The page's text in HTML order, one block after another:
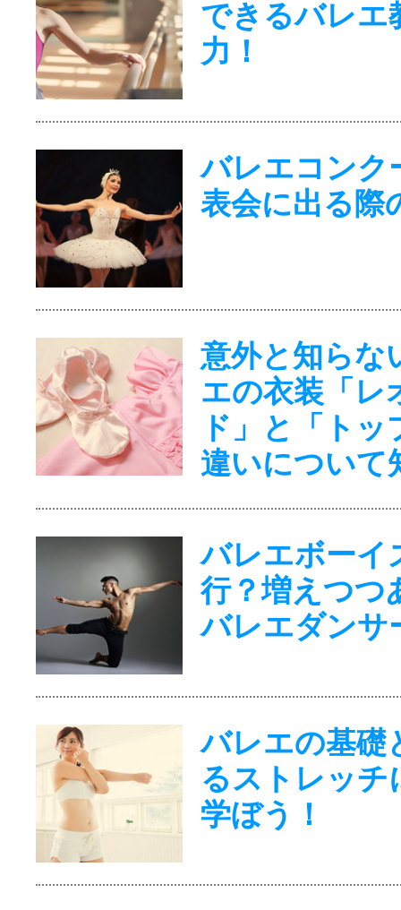
できるバレエ
力！
バレエコンク
表会に出る際
意外と知らな
エの衣装「レ
ド」と「トッ
違いについて
バレエボーイ
行？増えつつ
バレエダンサ
バレエの基礎
るストレッチ
学ぼう！